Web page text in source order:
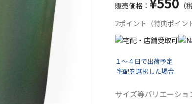
販売価格：
（
2ポイント（特典ポイン
１～４日で出荷予定
宅配を選択した場合
サイズ等バリエーショ